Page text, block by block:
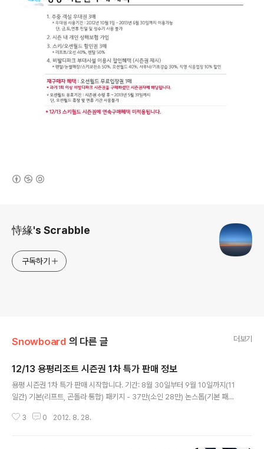
恃緣's Scrabble
구독하기
Snowboard 의 다른 글 더보기
12/13 용평리조트 시즌권 1차 특가 판매 정보
용평 시즌권 1차 특가 판매 시작합니다. 기간: 8월 30일부터 9월 10일까지(11
일간) 기본(리프트, 곤돌라 통합) 패키지 - 37만(소인 28만) 논스톱(기본 패키
패밀리(소인 1인 이상, 기본 패키지만) 3인 패키지 - 84만 패밀리(소인 2인 이
3 0 2012. 8. 28.